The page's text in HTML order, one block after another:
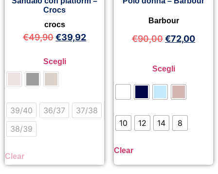
Crocs
crocs
€49,90€39,92
Scegli
39/40 36/37
37/38
38/39
Clear
Barbour
€90,00€72,00
Scegli
10 12 14 8
Clear